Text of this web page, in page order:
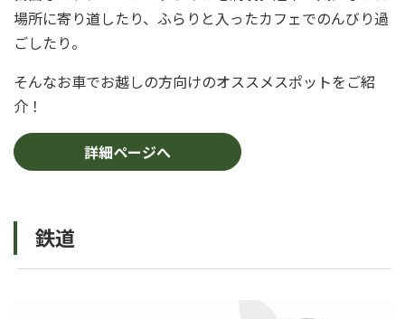
場所に寄り道したり、ふらりと入ったカフェでのんびり過
ごしたり。
そんなお車でお越しの方向けのオススメスポットをご紹
介！
詳細ページへ
鉄道